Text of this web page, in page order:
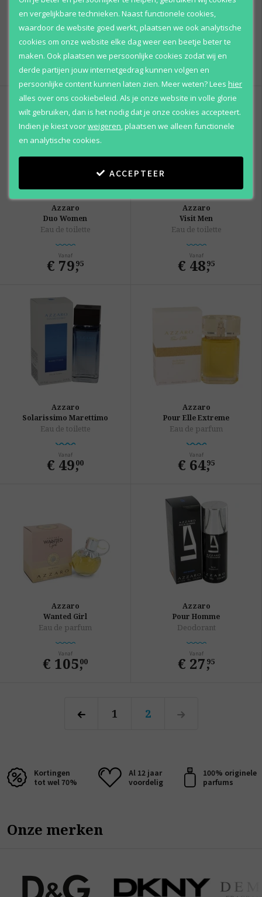
Azzaro
Silver Black
Eau de toilette
Vanaf
€ 50,
Azzaro
Hot Pepper
Eau de toilette
Vanaf
€ 76,
Azzaro
Duo Women
Eau de toilette
Vanaf
€ 79,
95
Azzaro
Visit Men
Eau de toilette
Vanaf
€ 48,
95
Azzaro
Solarissimo Marettimo
Eau de toilette
Vanaf
€ 49,
00
Azzaro
Pour Elle Extreme
Eau de parfum
Vanaf
€ 64,
95
Azzaro
Wanted Girl
Eau de parfum
Vanaf
€ 105,
00
Azzaro
Pour Homme
Deodorant
Vanaf
€ 27,
95
1 2
Kortingen
tot wel 70%
Al 12 jaar
voordelig
100% originele
parfums
Onze merken
en vergelijkbare technieken. Naast functionele cookies,
waardoor de website goed werkt, plaatsen we ook analytische
cookies om onze website elke dag weer een beetje beter te
maken. Ook plaatsen we persoonlijke cookies zodat wij en
derde partijen jouw internetgedrag kunnen volgen en
persoonlijke content kunnen laten zien. Meer weten?Lees hier
alles over ons cookiebeleid. Als je onze website in volle glorie
wilt gebruiken, dan is het nodig dat je onze cookies accepteert.
Indien je kiest voorweigeren plaatsen we alleen functionele
en analytische cookies.
ACCEPTEER